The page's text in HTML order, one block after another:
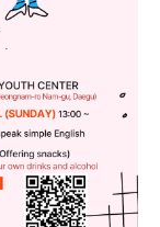
: NAMGU
Nam-gu, Daegu ?
(Offering
INQUIRY ▪ Insta:
▪ E-mail :
for